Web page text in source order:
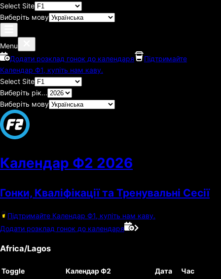
Select Site
Виберіть мову
Menu
Додати розклад гонок до календаря
Підтримайте
Календар Ф1, купіть нам каву.
Select Site
Виберіть рік...
Виберіть мову
Календар Ф2 2026
Гонки, Кваліфікації та Тренувальні Сесії
Підтримайте Календар Ф1, купіть нам каву.
Додати розклад гонок до календаря
Africa/Lagos
Toggle Календар Ф2 Дата
Час